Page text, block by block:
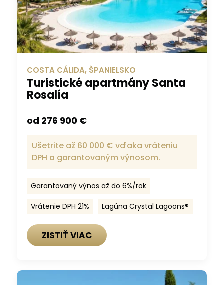
COSTA CÁLIDA, ŠPANIELSKO
Turistické apartmány Santa
Rosalía
od 276 900 €
Ušetrite až 60 000 € vďaka vráteniu
DPH a garantovaným výnosom.
Garantovaný výnos až do 6%/rok
Vrátenie DPH 21% Lagúna Crystal Lagoons®
ZISTIŤ VIAC